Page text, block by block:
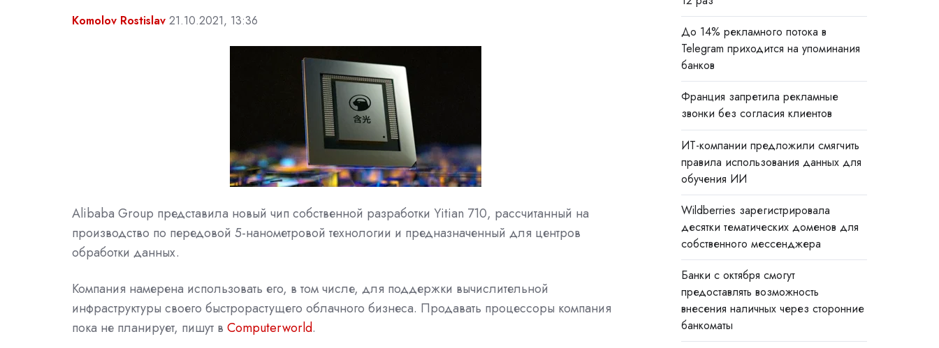
Komolov Rostislav 21.10.2021, 13:36
Alibaba Group представила новый чип собственной разработки Yitian 710, рассчитанный на
производство по передовой 5-нанометровой технологии и предназначенный для центров
обработки данных.
Компания намерена использовать его, в том числе, для поддержки вычислительной
инфраструктуры своего быстрорастущего облачного бизнеса. Продавать процессоры компания
пока не планирует, пишут в Computerworld.
До 14% рекламного потока в
Telegram приходится на упоминания
банков
Франция запретила рекламные
звонки без согласия клиентов
ИТ-компании предложили смягчить
правила использования данных для
обучения ИИ
Wildberries зарегистрировала
десятки тематических доменов для
собственного мессенджера
Банки с октября смогут
предоставлять возможность
внесения наличных через сторонние
банкоматы